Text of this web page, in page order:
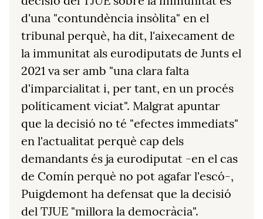
d'una "contundència insòlita" en el
tribunal perquè, ha dit, l'aixecament de
la immunitat als eurodiputats de Junts el
2021 va ser amb "una clara falta
d'imparcialitat i, per tant, en un procés
políticament viciat". Malgrat apuntar
que la decisió no té "efectes immediats"
en l'actualitat perquè cap dels
demandants és ja eurodiputat -en el cas
de Comín perquè no pot agafar l'escó-,
Puigdemont ha defensat que la decisió
del TJUE "millora la democràcia".